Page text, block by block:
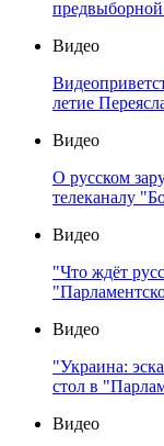
Видео
летие
Видео
О русском
телеканалу
Видео
"Что ждёт
Видео
"Украина:
стол в
Видео